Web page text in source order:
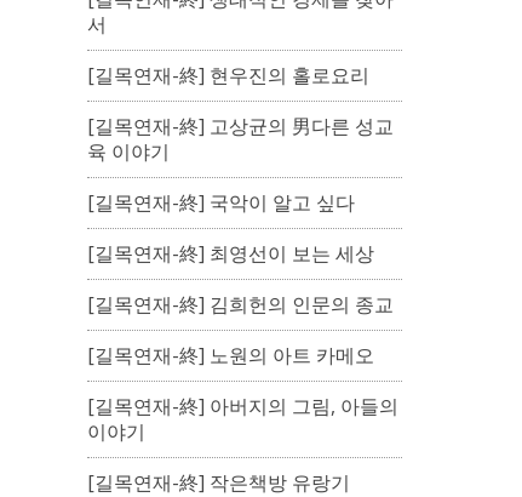
서
[길목연재-終] 현우진의 홀로요리
[길목연재-終] 고상균의 男다른 성교
육 이야기
[길목연재-終] 국악이 알고 싶다
[길목연재-終] 최영선이 보는 세상
[길목연재-終] 김희헌의 인문의 종교
[길목연재-終] 노원의 아트 카메오
[길목연재-終] 아버지의 그림, 아들의
이야기
[길목연재-終] 작은책방 유랑기